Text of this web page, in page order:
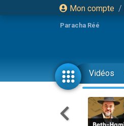
Mon compte /
Paracha Réé
Vidéos